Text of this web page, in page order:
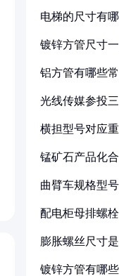
电梯的尺寸有
镀锌方管尺寸
铝方管有哪些
光线传媒参投
横担型号对应
锰矿石产品化
曲臂车规格型
配电柜母排螺
膨胀螺丝尺寸
镀锌方管有哪